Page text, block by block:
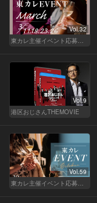
Vol.32
東カレ主催イベント応募詳細記事一覧
Vol.9
港区おじさんTHEMOVIE
Vol.59
東カレ主催イベント応募詳細記事一覧